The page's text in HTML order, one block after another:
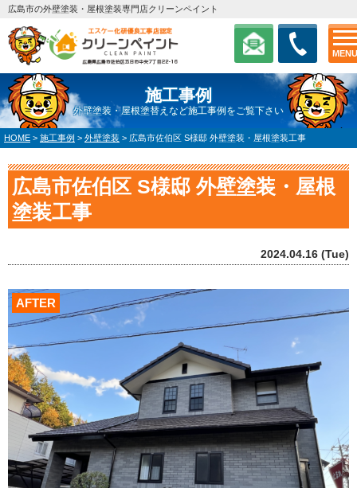
MENU
広島市の外壁塗装・屋根塗装専門店クリーンペイント
施工事例
外壁塗装・屋根塗替えなど施工事例をご覧下さい
HOME > 施工事例 > 外壁塗装 > 広島市佐伯区 S様邸 外壁塗装・屋根塗装工事
広島市佐伯区 S様邸 外壁塗装・屋根
塗装工事
2024.04.16 (Tue)
AFTER